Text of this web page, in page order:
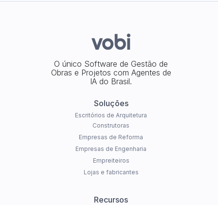
O único Software de Gestão de
Obras e Projetos com Agentes de
IA do Brasil.
Soluções
Escritórios de Arquitetura
Construtoras
Empresas de Reforma
Empresas de Engenharia
Empreiteiros
Lojas e fabricantes
Recursos